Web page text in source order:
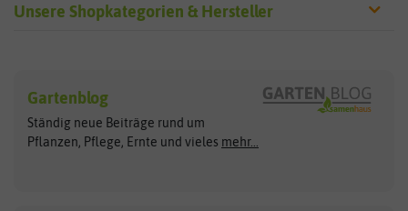
Unsere Shopkategorien & Hersteller
Exotische Samen
Gemüsesamen
Gründünger
Arche Noah
ASB Greenworld
Clever Pots
COMPO
Gartenblog
Ständig neue Beiträge rund um
Pflanzen, Pflege, Ernte und vieles mehr...